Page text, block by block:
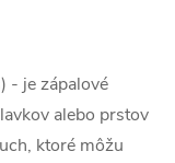
je zápalové
alebo prstov
ktoré môžu